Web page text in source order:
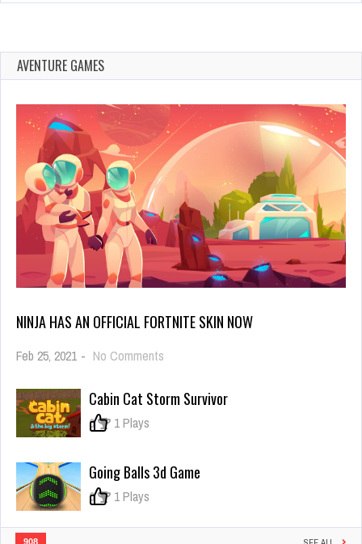
AVENTURE GAMES
NINJA HAS AN OFFICIAL FORTNITE SKIN NOW
Feb 25, 2021 - No Comments
an
Now
Cabin Cat Storm Survivor
0 1 Plays
Going Balls 3d Game
0 1 Plays
908